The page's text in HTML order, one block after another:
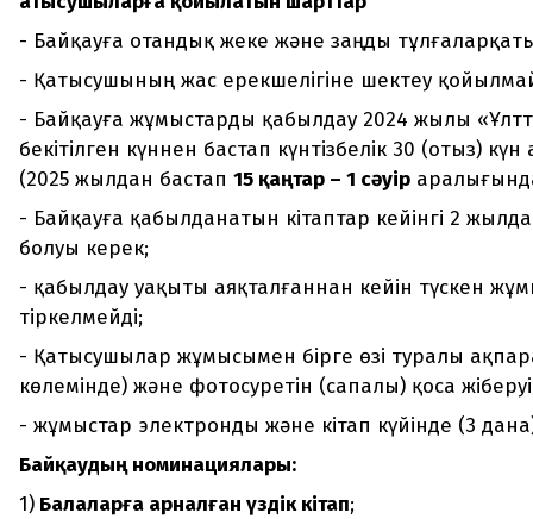
- Байқауға отандық жеке және заңды
- Қатысушының жас ерекшелігіне шектеу
- Байқауға жұмыстарды қабылдау 2024 жылы
бекітілген күннен бастап күнтізбелік 30 (отыз)
(2025 жылдан бастап 15 қаңтар – 1 сәуір
- Байқауға қабылданатын кітаптар кейінгі 2
болуы керек;
- қабылдау уақыты аяқталғаннан кейін түскен
тіркелмейді;
- Қатысушылар жұмысымен бірге өзі туралы
көлемінде) және фотосуретін (сапалы) қоса жіберуі
- жұмыстар электронды және кітап күйінде (3
Байқаудың номинациялары:
1) Балаларға арналған үздік кітап;